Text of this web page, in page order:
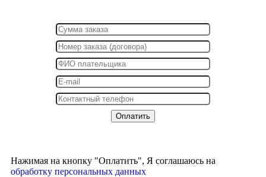
Нажимая на кнопку "Оплатить", Я соглашаюсь на
обработку персональных данных